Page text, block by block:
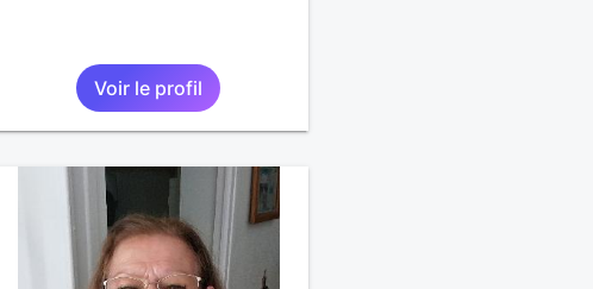
Voir le profil